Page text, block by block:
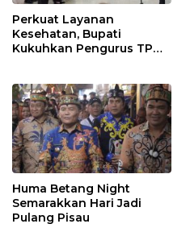
Perkuat Layanan
Kesehatan, Bupati
Kukuhkan Pengurus TP
Huma Betang Night
Semarakkan Hari Jadi
Pulang Pisau